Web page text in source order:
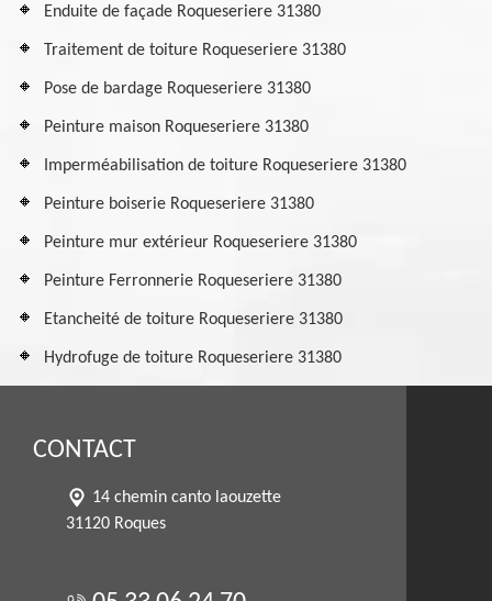
Enduite de façade Roqueseriere 31380
Traitement de toiture Roqueseriere 31380
Pose de bardage Roqueseriere 31380
Peinture maison Roqueseriere 31380
Imperméabilisation de toiture Roqueseriere 31380
Peinture boiserie Roqueseriere 31380
Peinture mur extérieur Roqueseriere 31380
Peinture Ferronnerie Roqueseriere 31380
Etancheité de toiture Roqueseriere 31380
Hydrofuge de toiture Roqueseriere 31380
CONTACT
14 chemin canto laouzette
31120 Roques